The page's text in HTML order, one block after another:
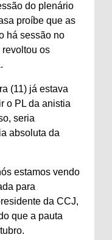
do plenário
proíbe que as
há sessão no
revoltou os
(11) já estava
o PL da anistia
seria
absoluta da
estamos vendo
para
da CCJ,
que a pauta